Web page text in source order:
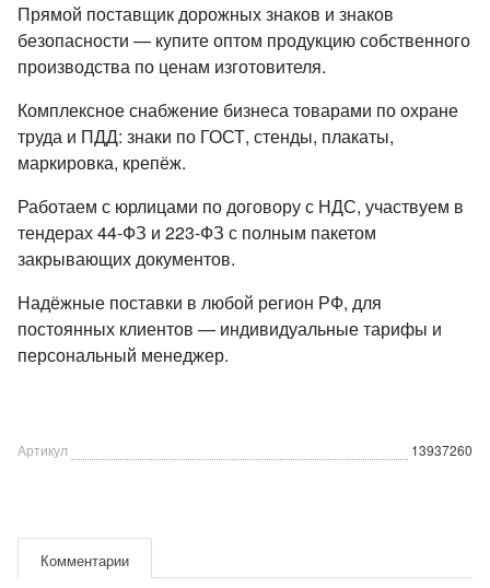
Прямой поставщик дорожных знаков и знаков
безопасности — купите оптом продукцию собственного
производства по ценам изготовителя.
Комплексное снабжение бизнеса товарами по охране
труда и ПДД: знаки по ГОСТ, стенды, плакаты,
маркировка, крепёж.
Работаем с юрлицами по договору с НДС, участвуем в
тендерах 44-ФЗ и 223-ФЗ с полным пакетом
закрывающих документов.
Надёжные поставки в любой регион РФ, для
постоянных клиентов — индивидуальные тарифы и
персональный менеджер.
Артикул 13937260
Комментарии